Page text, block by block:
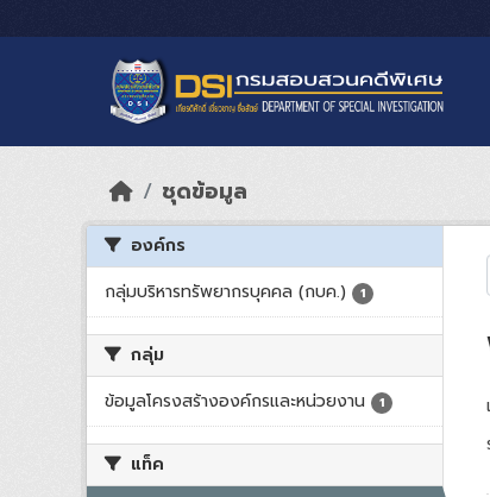
ชุดข้อมูล
องค์กร
กลุ่มบริหารทรัพยากรบุคคล (กบค.)
1
กลุ่ม
ข้อมูลโครงสร้างองค์กรและหน่วยงาน
1
แท็ค